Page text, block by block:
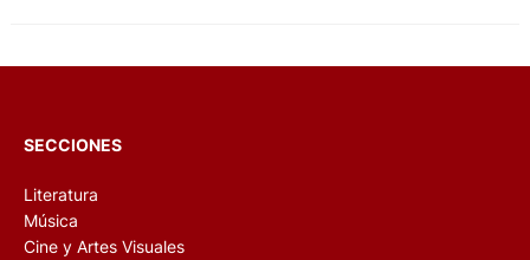
SECCIONES
Literatura
Música
Cine y Artes Visuales